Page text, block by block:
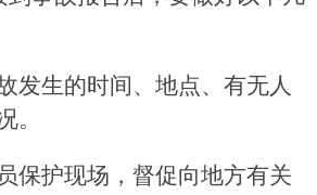
发生的时间、地点、有无人
。
保护现场，督促向地方有关